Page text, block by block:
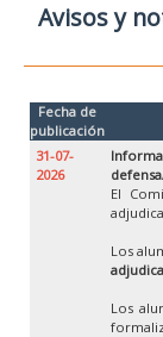
Avisos y
Fecha de
publicación
31-07-
2026
El
Los
Los